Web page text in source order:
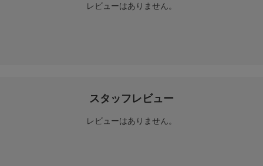
レビューはありません。
スタッフレビュー
レビューはありません。